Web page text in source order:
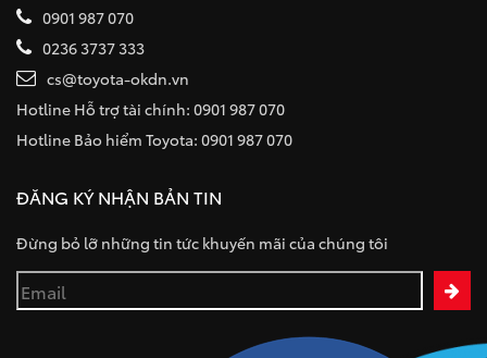
0901 987 070
0236 3737 333
cs@toyota-okdn.vn
Hotline Hỗ trợ tài chính: 0901 987 070
Hotline Bảo hiểm Toyota: 0901 987 070
ĐĂNG KÝ NHẬN BẢN TIN
Đừng bỏ lỡ những tin tức khuyến mãi của chúng tôi